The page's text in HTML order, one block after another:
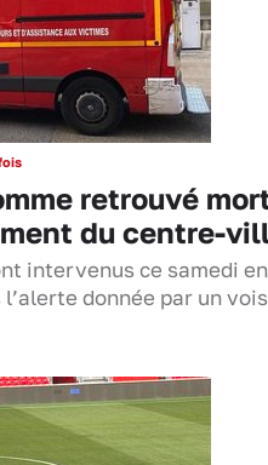
retrouvé
du centre-
intervenus ce samedi en
donnée par un